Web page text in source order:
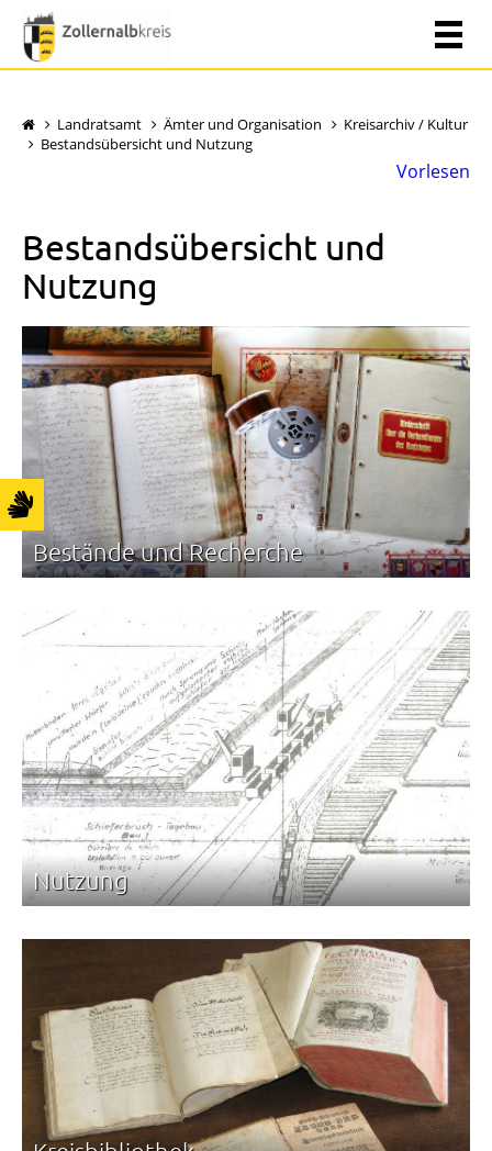
Landratsamt Ämter und Organisation
Kreisarchiv / Kultur
Bestandsübersicht und Nutzung
Vorlesen
Bestandsübersicht und
Nutzung
Bestände und Recherche
Nutzung